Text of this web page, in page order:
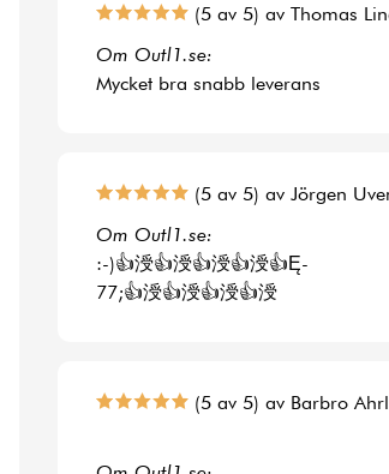
(5 av 5) av Thomas
Om Outl1.se:
Mycket bra snabb leverans
(5 av 5) av Jörgen
Om Outl1.se:
:-)👍涭👍涭👍涭👍涭👍Ę-
77;👍涭👍涭👍涭👍涭
(5 av 5) av Barbro